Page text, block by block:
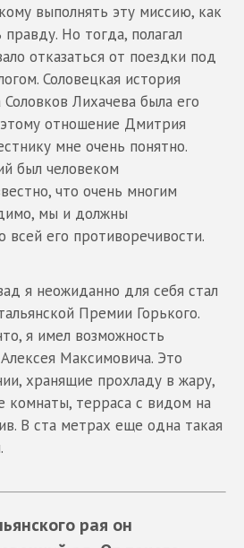
выполнять эту миссию, как
Но тогда, полагал
отказаться от поездки под
Соловецкая история
Соловков Лихачева была его
отношение Дмитрия
мне очень понятно.
был человеком
что очень многим
мы и должны
всей его противоречивости.
я неожиданно для себя стал
Премии Горького.
я имел возможность
Максимовича. Это
хранящие прохладу в жару,
комнаты, терраса с видом на
В ста метрах еще одна такая
рая он